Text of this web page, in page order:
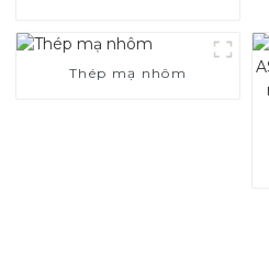
1,0/1,5/2,0 mm cho hệ
thống ống xả ô tô Các nhà
Thép mạ nhôm